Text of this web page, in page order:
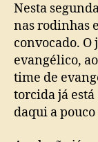
Nesta
nas rodinhas
convocado. O
evangélico,
time de
torcida já
daqui a pouco